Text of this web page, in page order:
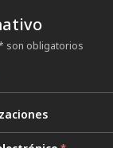
son obligatorios